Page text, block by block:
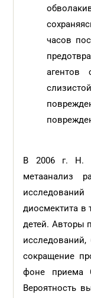
часов
агентов
В 2006 г. H.
метаанализ
диосмектита в
детей. Авторы
сокращение
фоне приема
Вероятность